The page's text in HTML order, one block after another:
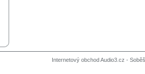
Internetový obchod Audio3.cz -